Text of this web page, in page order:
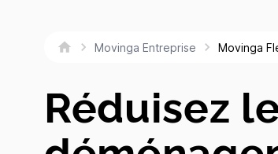
Movinga Entreprise Movinga
Réduisez